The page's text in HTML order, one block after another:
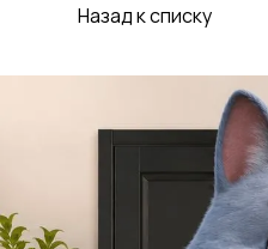
Назад к списку